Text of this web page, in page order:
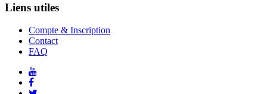
Liens utiles
Compte & Inscription
Contact
FAQ